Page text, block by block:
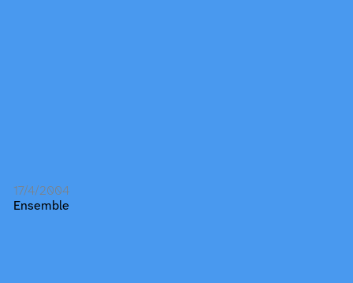
17/4/2004
Ensemble